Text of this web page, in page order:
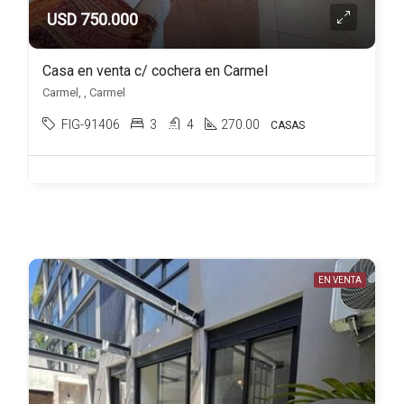
USD 750.000
Casa en venta c/ cochera en Carmel
Carmel, , Carmel
FIG-91406 3 4 270.00 CASAS
EN VENTA